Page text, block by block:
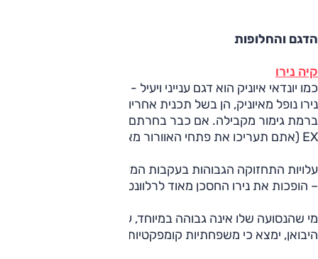
הדגם והחלופות
קיה נירו
כמו יונדאי איוניק הוא דגם ענייני ויעיל - חסכוני, בטיחותי
נירו נופל מאיוניק, הן בשל תכנית אחריות טובה פחות, הן בשל
ברמת גימור מקבילה. אם כבר בחרתם בנירו, לכו על הגרסה
EX (אתם תעריכו את פתחי האוורור מאחור).
עלויות התחזוקה הגבוהות בעקבות המערכת ההיברידית –
– הופכות את נירו החסכן מאוד לרלוונטי רק למי שנוסע ממש
מי שהנסועה שלו אינה גבוהה במיוחד, עניין צריכת הדלק אינו
היבואן, ימצא כי משפחתיות קומפקטיות או דגמי פנאי כאלה